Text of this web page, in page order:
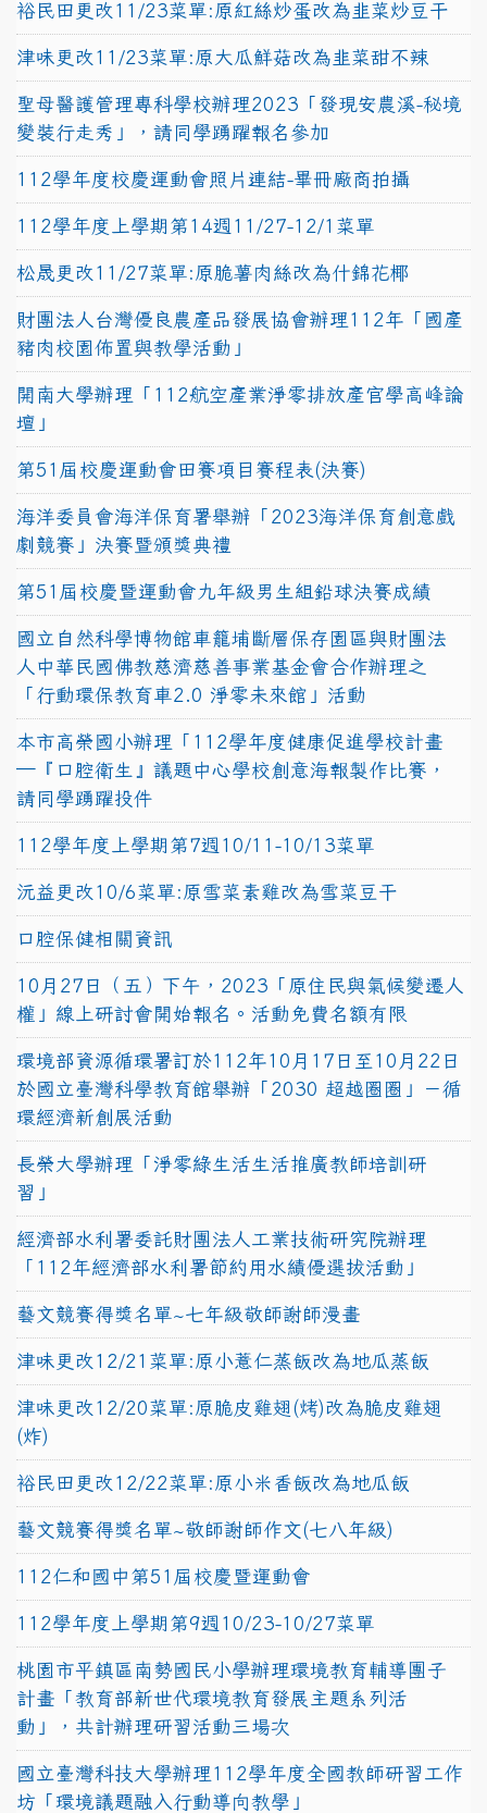
裕民田更改11/23菜單:原紅絲炒蛋改為韭菜炒豆干
津味更改11/23菜單:原大瓜鮮菇改為韭菜甜不辣
聖母醫護管理專科學校辦理2023「發現安農溪-秘境
變裝行走秀」，請同學踴躍報名參加
112學年度校慶運動會照片連結-畢冊廠商拍攝
112學年度上學期第14週11/27-12/1菜單
松晟更改11/27菜單:原脆薯肉絲改為什錦花椰
財團法人台灣優良農產品發展協會辦理112年「國產
豬肉校園佈置與教學活動」
開南大學辦理「112航空產業淨零排放產官學高峰論
壇」
第51屆校慶運動會田賽項目賽程表(決賽)
海洋委員會海洋保育署舉辦「2023海洋保育創意戲
劇競賽」決賽暨頒獎典禮
第51屆校慶暨運動會九年級男生組鉛球決賽成績
國立自然科學博物館車籠埔斷層保存園區與財團法
人中華民國佛教慈濟慈善事業基金會合作辦理之
「行動環保教育車2.0 淨零未來館」活動
本市高榮國小辦理「112學年度健康促進學校計畫
─『口腔衛生』議題中心學校創意海報製作比賽，
請同學踴躍投件
112學年度上學期第7週10/11-10/13菜單
沅益更改10/6菜單:原雪菜素雞改為雪菜豆干
口腔保健相關資訊
10月27日（五）下午，2023「原住民與氣候變遷人
權」線上研討會開始報名。活動免費名額有限
環境部資源循環署訂於112年10月17日至10月22日
於國立臺灣科學教育館舉辦「2030 超越圈圈」－循
環經濟新創展活動
長榮大學辦理「淨零綠生活生活推廣教師培訓研
習」
經濟部水利署委託財團法人工業技術研究院辦理
「112年經濟部水利署節約用水績優選拔活動」
藝文競賽得獎名單~七年級敬師謝師漫畫
津味更改12/21菜單:原小薏仁蒸飯改為地瓜蒸飯
津味更改12/20菜單:原脆皮雞翅(烤)改為脆皮雞翅
(炸)
裕民田更改12/22菜單:原小米香飯改為地瓜飯
藝文競賽得獎名單~敬師謝師作文(七八年級)
112仁和國中第51屆校慶暨運動會
112學年度上學期第9週10/23-10/27菜單
桃園市平鎮區南勢國民小學辦理環境教育輔導團子
計畫「教育部新世代環境教育發展主題系列活
動」，共計辦理研習活動三場次
國立臺灣科技大學辦理112學年度全國教師研習工作
坊「環境議題融入行動導向教學」